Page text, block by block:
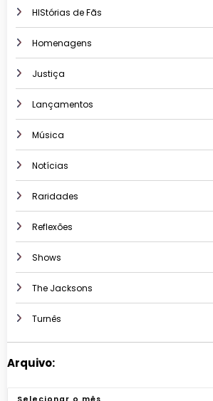
HIStórias de Fãs
Homenagens
Justiça
Lançamentos
Música
Notícias
Raridades
Reflexões
Shows
The Jacksons
Turnês
Arquivo:
Arquivos